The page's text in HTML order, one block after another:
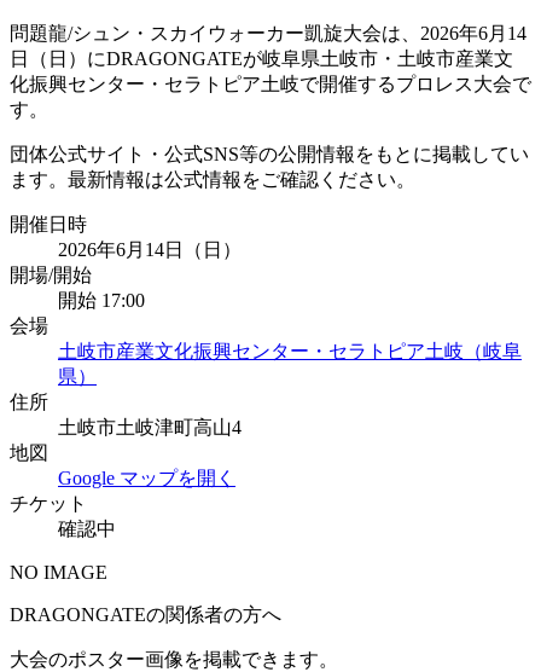
問題龍/シュン・スカイウォーカー凱旋大会は、2026年6月14
日（日）にDRAGONGATEが岐阜県土岐市・土岐市産業文
化振興センター・セラトピア土岐で開催するプロレス大会で
す。
団体公式サイト・公式SNS等の公開情報をもとに掲載してい
ます。最新情報は公式情報をご確認ください。
開催日時
2026年6月14日（日）
開場/開始
開始 17:00
会場
土岐市産業文化振興センター・セラトピア土岐（岐阜
県）
住所
土岐市土岐津町高山4
地図
Google マップを開く
チケット
確認中
NO IMAGE
DRAGONGATEの関係者の方へ
大会のポスター画像を掲載できます。